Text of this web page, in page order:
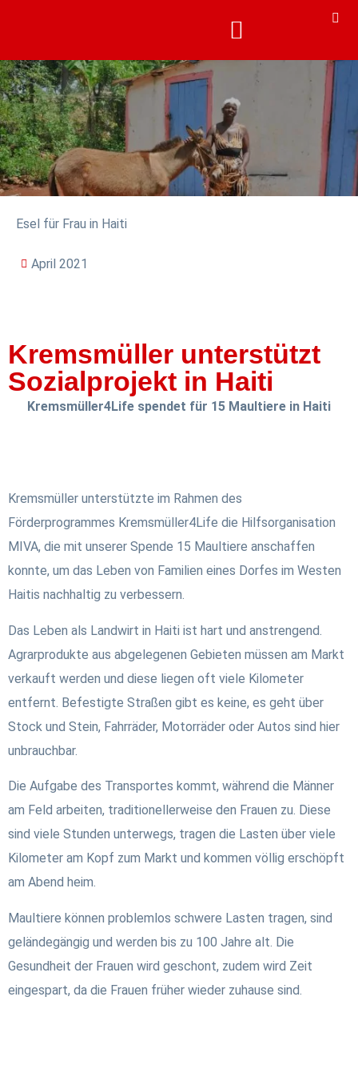
Esel für Frau in Haiti
April 2021
Kremsmüller unterstützt
Sozialprojekt in Haiti
Kremsmüller4Life spendet für 15 Maultiere in Haiti
Kremsmüller unterstützte im Rahmen des
Förderprogrammes Kremsmüller4Life die Hilfsorganisation
MIVA, die mit unserer Spende 15 Maultiere anschaffen
konnte, um das Leben von Familien eines Dorfes im Westen
Haitis nachhaltig zu verbessern.
Das Leben als Landwirt in Haiti ist hart und anstrengend.
Agrarprodukte aus abgelegenen Gebieten müssen am Markt
verkauft werden und diese liegen oft viele Kilometer
entfernt. Befestigte Straßen gibt es keine, es geht über
Stock und Stein, Fahrräder, Motorräder oder Autos sind hier
unbrauchbar.
Die Aufgabe des Transportes kommt, während die Männer
am Feld arbeiten, traditionellerweise den Frauen zu. Diese
sind viele Stunden unterwegs, tragen die Lasten über viele
Kilometer am Kopf zum Markt und kommen völlig erschöpft
am Abend heim.
Maultiere können problemlos schwere Lasten tragen, sind
geländegängig und werden bis zu 100 Jahre alt. Die
Gesundheit der Frauen wird geschont, zudem wird Zeit
eingespart, da die Frauen früher wieder zuhause sind.